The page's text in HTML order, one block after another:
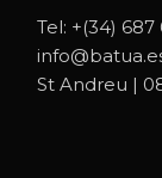
Tel: +(34) 687
St Andreu |